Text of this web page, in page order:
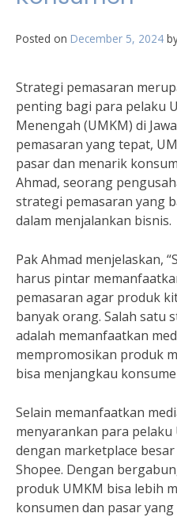
Posted on December 5, 2024
Strategi pemasaran
penting bagi para pelaku
Menengah (UMKM) di
pemasaran yang tepat,
pasar dan menarik
Ahmad, seorang
strategi pemasaran yang
dalam menjalankan bisnis.
Pak Ahmad menjelaskan,
harus pintar
pemasaran agar produk
banyak orang. Salah satu
adalah memanfaatkan
mempromosikan produk
bisa menjangkau
Selain memanfaatkan
menyarankan para
dengan marketplace
Shopee. Dengan
produk UMKM bisa lebih
konsumen dan pasar yang